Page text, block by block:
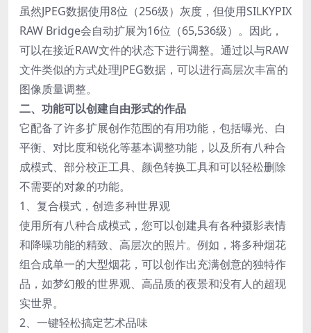
虽然JPEG数据使用8位（256级）灰度，但使用SILKYPIX
RAW Bridge会自动扩展为16位（65,536级）。因此，
可以在接近RAW文件的状态下进行调整。通过以与RAW
文件类似的方式处理JPEG数据，可以进行高层次丰富的
图像质量调整。
二、功能可以创建自由形式的作品
它配备了许多扩展创作范围的有用功能，包括曝光、白
平衡、对比度和锐化等基本调整功能，以及所有八种合
成模式、部分校正工具、颜色转换工具和可以轻松删除
不需要的对象的功能。
1、复合模式，创造多种世界观
使用所有八种合成模式，您可以创建具有各种摄影表情
和降噪功能的精致、高层次的照片。例如，将多种烟花
组合成单一的大型烟花，可以创作出充满创意的独特作
品，如梦幻般的世界观、高品质的夜景和没有人的超现
实世界。
2、一键轻松搞定艺术品味